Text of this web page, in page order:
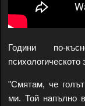
Години по-
"Смятам, че
ми. Той напълно